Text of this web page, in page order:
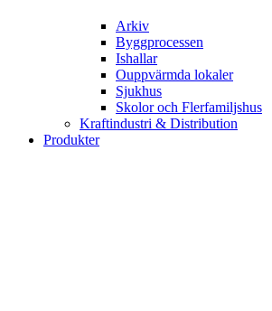
Arkiv
Byggprocessen
Ishallar
Ouppvärmda lokaler
Sjukhus
Skolor och Flerfamiljshus
Kraftindustri & Distribution
Produkter